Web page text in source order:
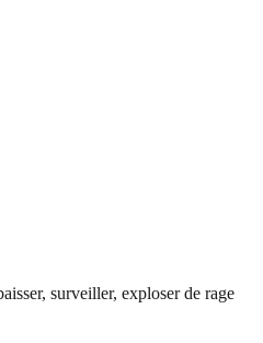
surveiller, exploser de rage